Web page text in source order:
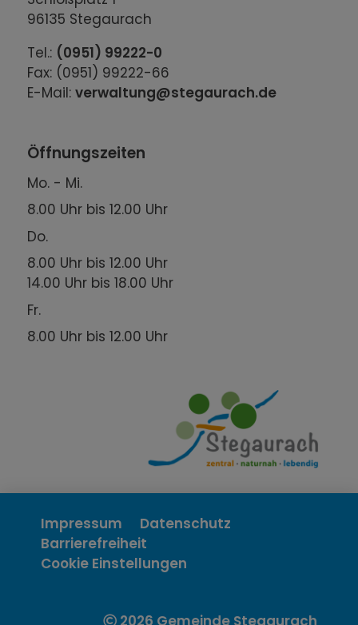
96135 Stegaurach
Tel.: (0951) 99222-0
Fax: (0951) 99222-66
E-Mail:verwaltung@stegaurach.de
Öffnungszeiten
Mo. - Mi.
8.00 Uhr bis 12.00 Uhr
Do.
8.00 Uhr bis 12.00 Uhr
14.00 Uhr bis 18.00 Uhr
Fr.
8.00 Uhr bis 12.00 Uhr
Impressum
Datenschutz
Barrierefreiheit
Cookie Einstellungen
2026 Gemeinde Stegaurach